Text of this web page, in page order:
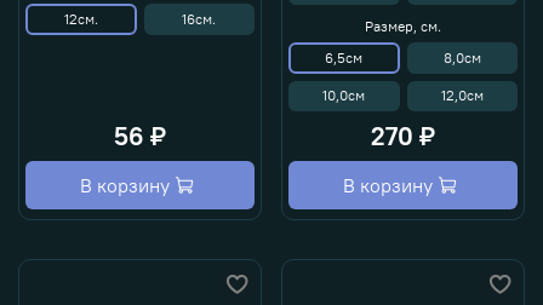
12см.
16см.
56 ₽
В корзину
Размер, см.
6,5см
8,0см
10,0см 12,0см
270 ₽
В корзину